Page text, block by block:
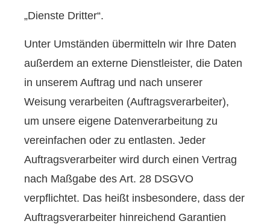
„Dienste Dritter“.
Unter Umständen übermitteln wir Ihre Daten
außerdem an externe Dienstleister, die Daten
in unserem Auftrag und nach unserer
Weisung verarbeiten (Auftragsverarbeiter),
um unsere eigene Datenverarbeitung zu
vereinfachen oder zu entlasten. Jeder
Auftragsverarbeiter wird durch einen Vertrag
nach Maßgabe des Art. 28 DSGVO
verpflichtet. Das heißt insbesondere, dass der
Auftragsverarbeiter hinreichend Garantien